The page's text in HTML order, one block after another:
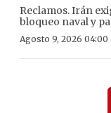
Reclamos. Irán
bloqueo naval y
Agosto 9, 2026 04:00